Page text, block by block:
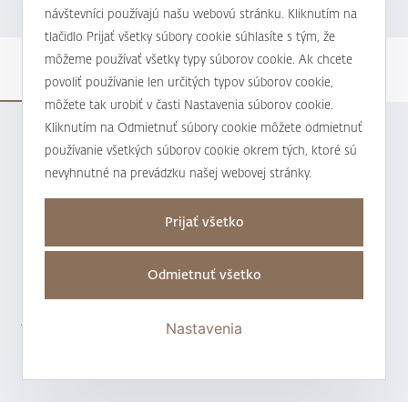
Správy z trhov
NOVINKY 23.07.2026
Slavomír Beňa: Dokážeme ponúknuť lokálne
riešenia, ktorým ľudia rozumejú
J&T BANKA získala ocenenie Burzy cenných
papierov v Bratislave za najväčší objem
návštevníci používajú našu webovú stránku. Kliknutím na
tlačidlo Prijať všetky súbory cookie súhlasíte s tým, že
môžeme používať všetky typy súborov cookie. Ak chcete
povoliť používanie len určitých typov súborov cookie,
môžete tak urobiť v časti Nastavenia súborov cookie.
Kliknutím na Odmietnuť súbory cookie môžete odmietnuť
používanie všetkých súborov cookie okrem tých, ktoré sú
nevyhnutné na prevádzku našej webovej stránky.
Prijať všetko
Odmietnuť všetko
Nastavenia